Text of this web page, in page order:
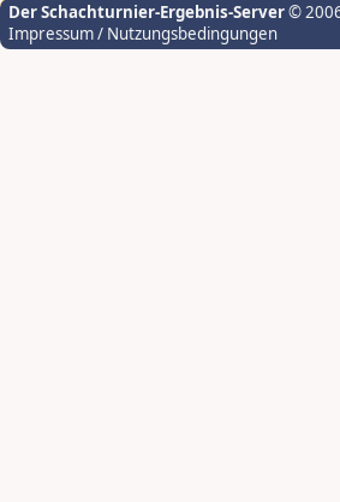
Der Schachturnier-Ergebnis-Server©
Impressum / Nutzungsbedingungen